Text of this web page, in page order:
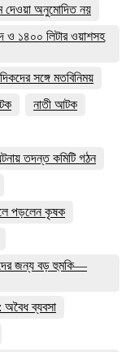
দেওয়া অনুমোদিত নয়
ও ১৪০০ লিটার ওয়াশসহ
সঙ্গে মতবিনিময়
নাতী আটক
তদন্ত কমিটি গঠন
পড়লেন কৃষক
জন্য বড় হুমকি—
অবৈধ ব্যবসা